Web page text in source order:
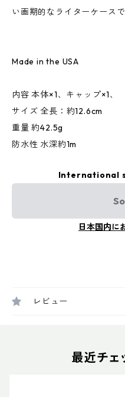
い画期的なライターケースで
Made in the USA
内容 本体×1、キャップ×1、
サイズ 全長：約12.6cm
重量 約42.5g
防水性 水深約1m
International
日本国内に
レビュー
最近チェ